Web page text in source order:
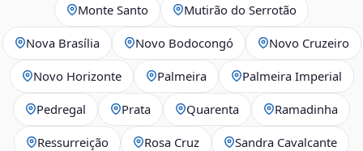
Monte Santo Mutirão do Serrotão
Nova Brasília Novo Bodocongó Novo Cruzeiro
Novo Horizonte Palmeira Palmeira Imperial
Pedregal Prata Quarenta Ramadinha
Ressurreição Rosa Cruz Sandra Cavalcante